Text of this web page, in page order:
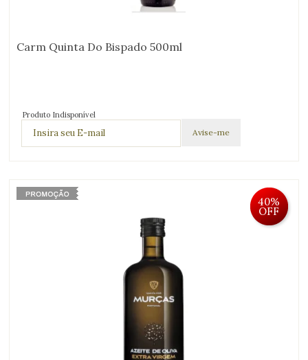
Carm Quinta Do Bispado 500ml
Produto Indisponível
40%
OFF